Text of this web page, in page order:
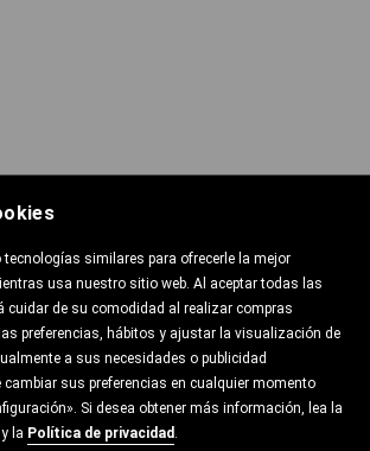
similares para ofrecerle la mejor
usa nuestro sitio web. Al aceptar todas las
cuidar de su comodidad al realizar compras
preferencias, hábitos y ajustar la visualización de
a sus necesidades o publicidad
cambiar sus preferencias en cualquier momento
Si desea obtener más información, lea la
y la Política de privacidad.